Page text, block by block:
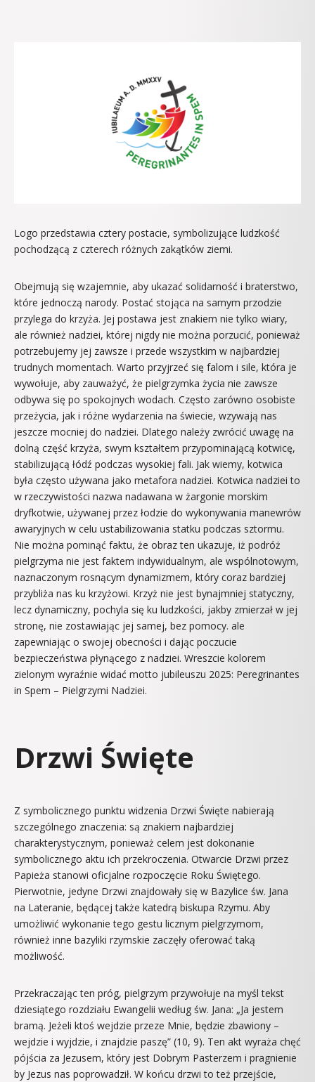
Logo przedstawia cztery postacie, symbolizujące ludzkość
pochodzącą z czterech różnych zakątków ziemi.
Obejmują się wzajemnie, aby ukazać solidarność i braterstwo,
które jednoczą narody. Postać stojąca na samym przodzie
przylega do krzyża. Jej postawa jest znakiem nie tylko wiary,
ale również nadziei, której nigdy nie można porzucić, ponieważ
potrzebujemy jej zawsze i przede wszystkim w najbardziej
trudnych momentach. Warto przyjrzeć się falom i sile, która je
wywołuje, aby zauważyć, że pielgrzymka życia nie zawsze
odbywa się po spokojnych wodach. Często zarówno osobiste
przeżycia, jak i różne wydarzenia na świecie, wzywają nas
jeszcze mocniej do nadziei. Dlatego należy zwrócić uwagę na
dolną część krzyża, swym kształtem przypominającą kotwicę,
stabilizującą łódź podczas wysokiej fali. Jak wiemy, kotwica
była często używana jako metafora nadziei. Kotwica nadziei to
w rzeczywistości nazwa nadawana w żargonie morskim
dryfkotwie, używanej przez łodzie do wykonywania manewrów
awaryjnych w celu ustabilizowania statku podczas sztormu.
Nie można pominąć faktu, że obraz ten ukazuje, iż podróż
pielgrzyma nie jest faktem indywidualnym, ale wspólnotowym,
naznaczonym rosnącym dynamizmem, który coraz bardziej
przybliża nas ku krzyżowi. Krzyż nie jest bynajmniej statyczny,
lecz dynamiczny, pochyla się ku ludzkości, jakby zmierzał w jej
stronę, nie zostawiając jej samej, bez pomocy. ale
zapewniając o swojej obecności i dając poczucie
bezpieczeństwa płynącego z nadziei. Wreszcie kolorem
zielonym wyraźnie widać motto jubileuszu 2025: Peregrinantes
in Spem – Pielgrzymi Nadziei.
Drzwi Święte
Z symbolicznego punktu widzenia Drzwi Święte nabierają
szczególnego znaczenia: są znakiem najbardziej
charakterystycznym, ponieważ celem jest dokonanie
symbolicznego aktu ich przekroczenia. Otwarcie Drzwi przez
Papieża stanowi oficjalne rozpoczęcie Roku Świętego.
Pierwotnie, jedyne Drzwi znajdowały się w Bazylice św. Jana
na Lateranie, będącej także katedrą biskupa Rzymu. Aby
umożliwić wykonanie tego gestu licznym pielgrzymom,
również inne bazyliki rzymskie zaczęły oferować taką
możliwość.
Przekraczając ten próg, pielgrzym przywołuje na myśl tekst
dziesiątego rozdziału Ewangelii według św. Jana: „Ja jestem
bramą. Jeżeli ktoś wejdzie przeze Mnie, będzie zbawiony –
wejdzie i wyjdzie, i znajdzie paszę” (10, 9). Ten akt wyraża chęć
pójścia za Jezusem, który jest Dobrym Pasterzem i pragnienie
by Jezus nas poprowadził. W końcu drzwi to też przejście,